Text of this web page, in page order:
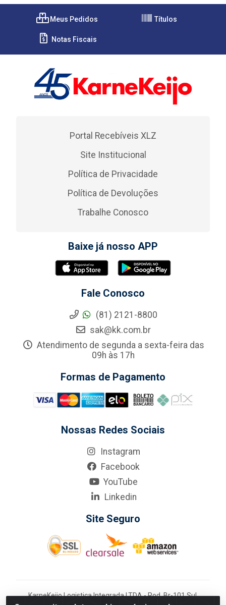
Meus Pedidos Títulos
Notas Fiscais
Portal Recebíveis XLZ
Site Institucional
Política de Privacidade
Política de Devoluções
Trabalhe Conosco
Baixe já nosso APP
Fale Conosco
(81) 2121-8800
sak@kk.com.br
Atendimento de segunda a sexta-feira das
09h às 17h
Formas de Pagamento
Nossas Redes Sociais
Instagram
Facebook
YouTube
Linkedin
Site Seguro
KarneKeijo Logistica Integrada LTDA - Rod. Br-101 Sul,